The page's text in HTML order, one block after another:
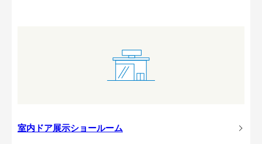
室内ドア展示ショールーム